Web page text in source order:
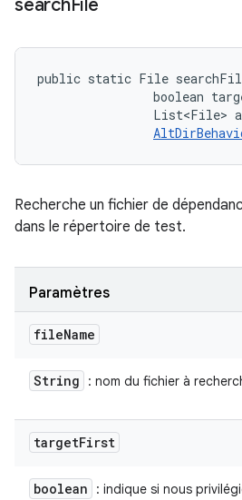
searchFile
public static File
boolean
List<File>
Recherche un fichier de
dans le répertoire de test.
Paramètres
fileName
String : nom du fichier à
targetFirst
boolean
: indique si nous